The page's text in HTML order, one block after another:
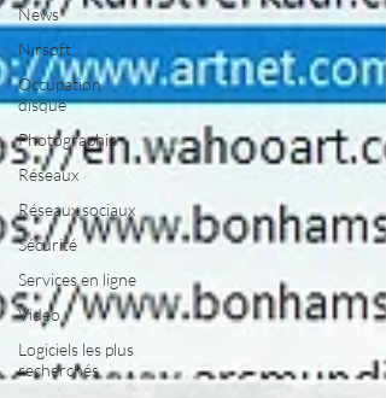
News
Nirsoft
Occupation
disque
Photographie
Réseaux
Réseaux sociaux
Sécurité
Services en ligne
Video
Logiciels les plus
recherchés